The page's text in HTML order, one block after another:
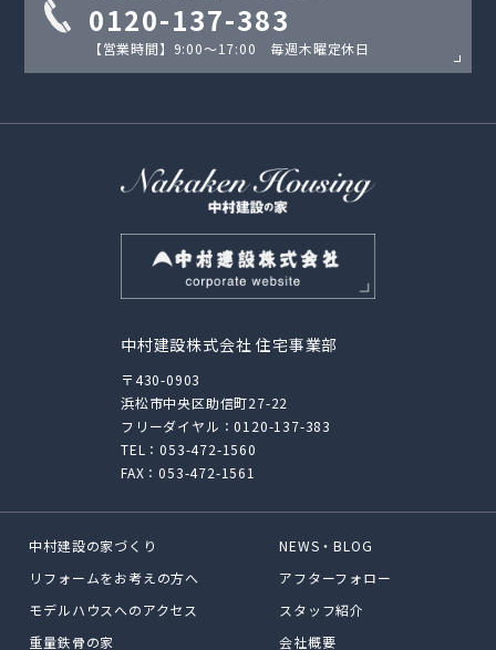
0120-137-383
【営業時間】9:00〜17:00 毎週木曜定休日
中村建設株式会社 住宅事業部
〒430-0903
浜松市中央区助信町27-22
フリーダイヤル：0120-137-383
TEL：053-472-1560
FAX：053-472-1561
中村建設の家づくり
リフォームをお考えの方へ
モデルハウスへのアクセス
重量鉄骨の家
NEWS・BLOG
アフターフォロー
スタッフ紹介
会社概要